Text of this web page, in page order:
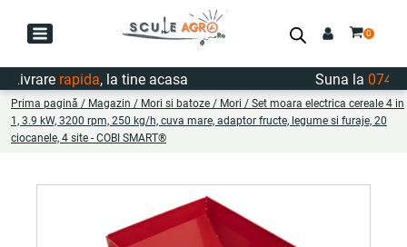
rapida, la tine acasa Suna la
Prima pagină / Magazin / Mori si batoze / Mori / Set moara electrica cereale 4 in
1, 3.9 kW, 3200 rpm, 250 kg/h, cuva mare, adaptor fructe, legume si furaje, 20
ciocanele, 4 site - COBI SMART®